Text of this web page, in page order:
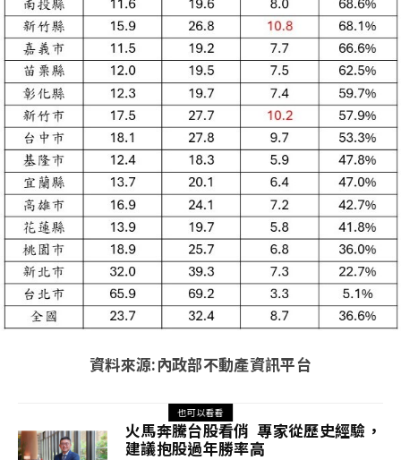
資料來源:內政部不動產資訊平台
也可以看看
火馬奔騰台股看俏 專家從歷史經驗，
建議抱股過年勝率高